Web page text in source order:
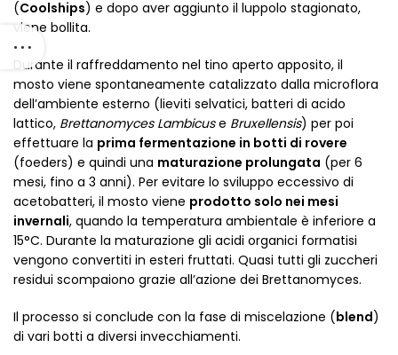
(Coolships) e dopo aver aggiunto il luppolo stagionato,
viene bollita.
Durante il raffreddamento nel tino aperto apposito, il
mosto viene spontaneamente catalizzato dalla microflora
dell’ambiente esterno (lieviti selvatici, batteri di acido
lattico, Brettanomyces Lambicuse Bruxellensis) per poi
effettuare la prima fermentazione in botti di rovere
(foeders) e quindi una maturazione prolungata (per 6
mesi, fino a 3 anni). Per evitare lo sviluppo eccessivo di
acetobatteri, il mosto viene prodotto solo nei mesi
invernali, quando la temperatura ambientale è inferiore a
15°C. Durante la maturazione gli acidi organici formatisi
vengono convertiti in esteri fruttati. Quasi tutti gli zuccheri
residui scompaiono grazie all’azione dei Brettanomyces.
Il processo si conclude con la fase di miscelazione (blend)
di vari botti a diversi invecchiamenti.